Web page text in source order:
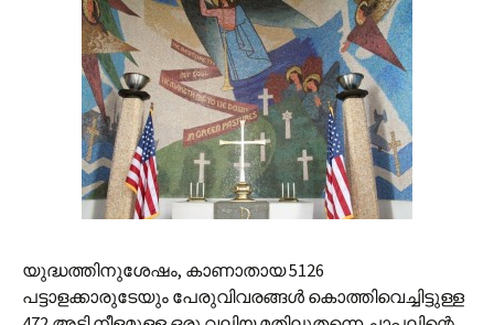
യുദ്ധത്തിനുശേഷം, കാണാതായ 5126
പട്ടാളക്കാരുടേയും പേരുവിവരങ്ങള്‍ കൊത്തിവെച്ചിട്ടുള്ള